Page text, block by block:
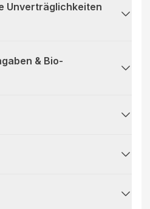
Unverträglichkeiten
& Bio-